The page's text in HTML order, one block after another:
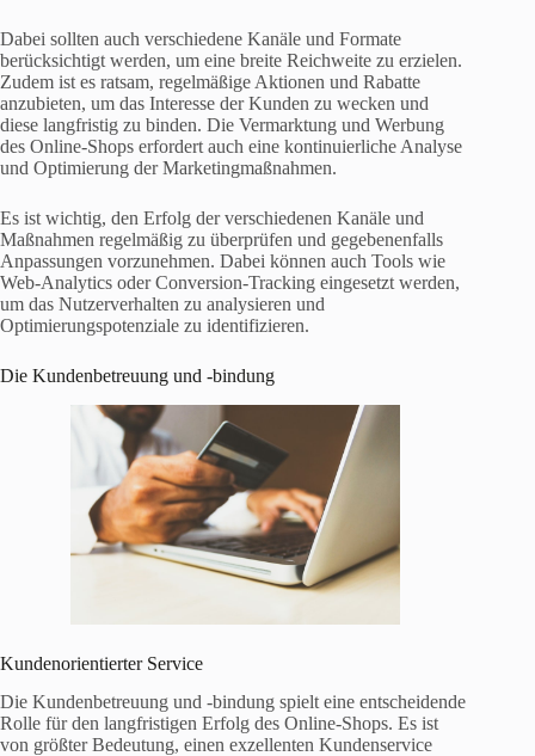
Dabei sollten auch verschiedene Kanäle und Formate
berücksichtigt werden, um eine breite Reichweite zu erzielen.
Zudem ist es ratsam, regelmäßige Aktionen und Rabatte
anzubieten, um das Interesse der Kunden zu wecken und
diese langfristig zu binden. Die Vermarktung und Werbung
des Online-Shops erfordert auch eine kontinuierliche Analyse
und Optimierung der Marketingmaßnahmen.
Es ist wichtig, den Erfolg der verschiedenen Kanäle und
Maßnahmen regelmäßig zu überprüfen und gegebenenfalls
Anpassungen vorzunehmen. Dabei können auch Tools wie
Web-Analytics oder Conversion-Tracking eingesetzt werden,
um das Nutzerverhalten zu analysieren und
Optimierungspotenziale zu identifizieren.
Die Kundenbetreuung und -bindung
Kundenorientierter Service
Die Kundenbetreuung und -bindung spielt eine entscheidende
Rolle für den langfristigen Erfolg des Online-Shops. Es ist
von größter Bedeutung, einen exzellenten Kundenservice